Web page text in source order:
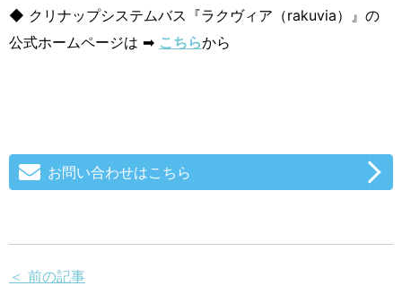
◆ クリナップシステムバス『ラクヴィア（rakuvia）』の
公式ホームページは ➡ こちらから
お問い合わせはこちら
＜ 前の記事